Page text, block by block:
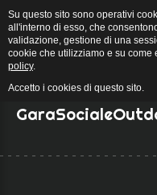
Home | Galleria
Su questo sito sono operativi
all'interno di esso, che
validazione, gestione di una
cookie che utilizziamo e su
policy.
Accetto i cookies di questo sito.